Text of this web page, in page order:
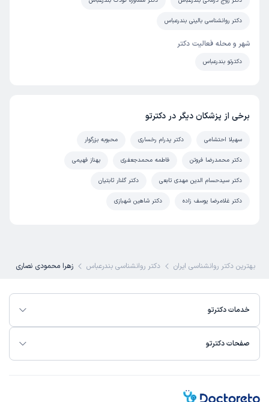
دکتر روانشناسی بالینی بندرعباس
شهر و محله فعالیت دکتر
دکترتو بندرعباس
برخی از پزشکان دیگر در دکترتو
سهیلا احتشامی دکتر پدرام رخساری محبوبه بزرگوار
دکتر محمدرضا فروتن فاطمه محمدجعفری بهناز فهیمی
دکتر سیدحسام الدین مهدی تابعی دکتر گلنار ثابتیان
دکتر غلامرضا یوسف زاده دکتر شاهین شهبازی
بهترین دکتر روانشناسی ایران دکتر روانشناسی بندرعباس زهرا محمودی نصاری
خدمات دکترتو
صفحات دکترتو